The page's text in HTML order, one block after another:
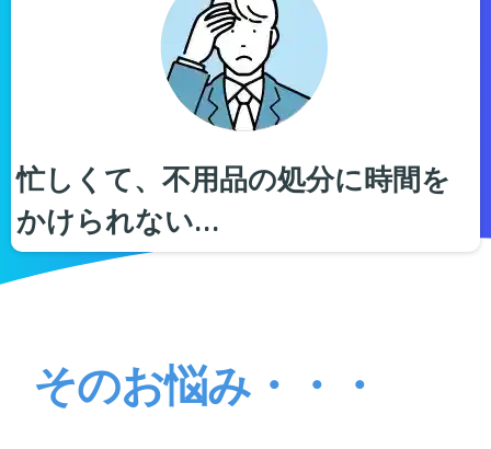
忙しくて、不用品の処分に時間を
かけられない…
そのお悩み・・・